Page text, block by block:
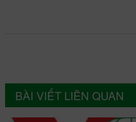
BÀI VIẾT LIÊN QUAN